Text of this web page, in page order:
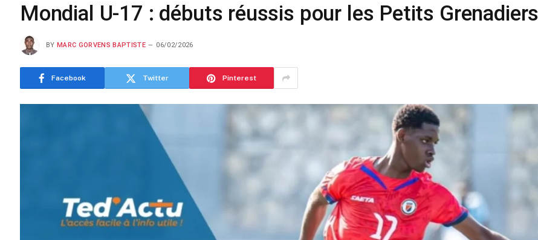
Mondial U-17 : débuts réussis pour les Petits Grenadiers
BY MARC GORVENS BAPTISTE 06/02/2026
Facebook Twitter Pinterest